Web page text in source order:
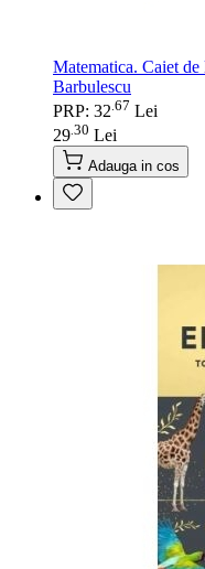
Matematica. Caiet
Barbulescu
PRP: 32 67 Lei
29 30 Lei
Adauga in cos